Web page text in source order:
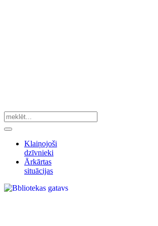
Klaiņojoši
dzīvnieki
Ārkārtas
situācijas